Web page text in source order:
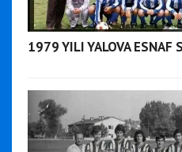
1979 YILI YALOVA ESNAF